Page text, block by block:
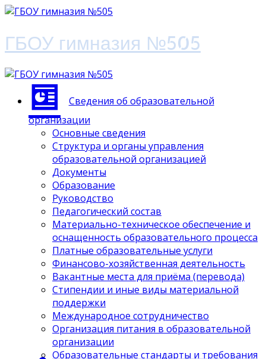
ГБОУ гимназия №505
Сведения об образовательной
организации
Основные сведения
Структура и органы управления
образовательной организацией
Документы
Образование
Руководство
Педагогический состав
Материально-техническое обеспечение и
оснащенность образовательного процесса
Платные образовательные услуги
Финансово-хозяйственная деятельность
Вакантные места для приёма (перевода)
Стипендии и иные виды материальной
поддержки
Международное сотрудничество
Организация питания в образовательной
организации
Образовательные стандарты и требования